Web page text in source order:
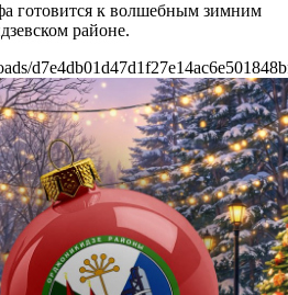
готовится к волшебным зимним
районе.